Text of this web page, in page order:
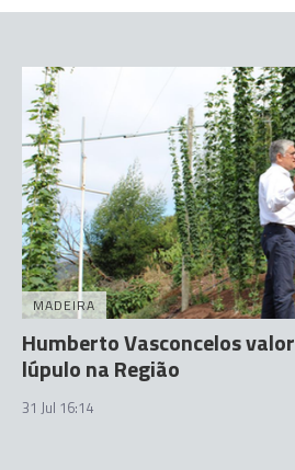
MADEIRA
Humberto Vasconcelos
lúpulo na Região
31 Jul 16:14